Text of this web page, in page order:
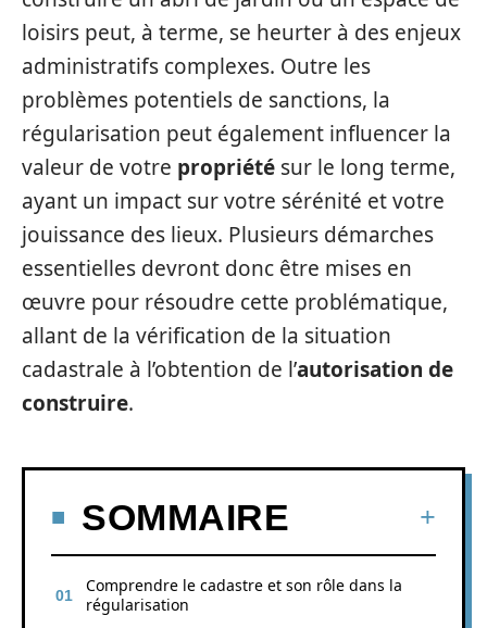
loisirs peut, à terme, se heurter à des enjeux
administratifs complexes. Outre les
problèmes potentiels de sanctions, la
régularisation peut également influencer la
valeur de votre propriété sur le long terme,
ayant un impact sur votre sérénité et votre
jouissance des lieux. Plusieurs démarches
essentielles devront donc être mises en
œuvre pour résoudre cette problématique,
allant de la vérification de la situation
cadastrale à l’obtention de l’autorisation de
construire.
SOMMAIRE
Comprendre le cadastre et son rôle dans la
régularisation